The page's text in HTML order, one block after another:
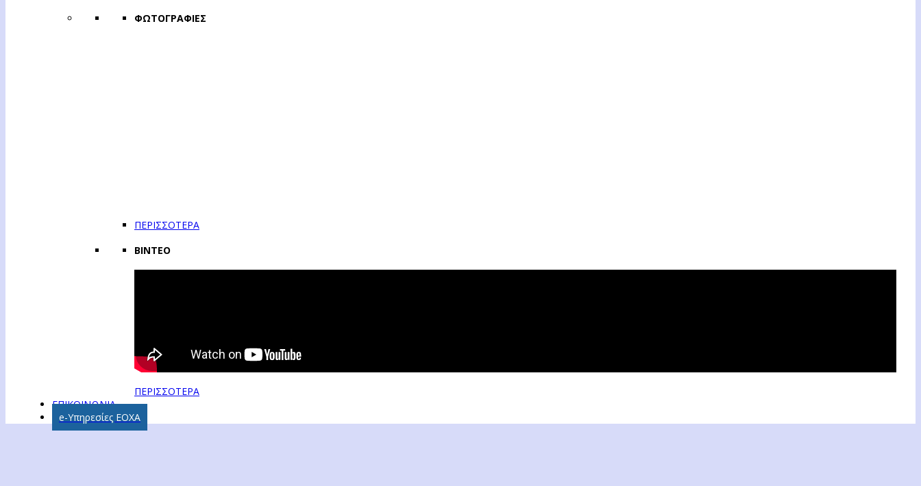
ΦΩΤΟΓΡΑΦΙΕΣ
ΠΕΡΙΣΣΟΤΕΡΑ
ΒΙΝΤΕΟ
ΠΕΡΙΣΣΟΤΕΡΑ
ΕΠΙΚΟΙΝΩΝΙΑ
e-Υπηρεσίες ΕΟΧΑ